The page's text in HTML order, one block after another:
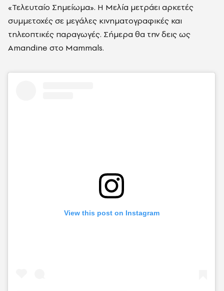
«Τελευταίο Σημείωμα». Η Μελία μετράει αρκετές
συμμετοχές σε μεγάλες κινηματογραφικές και
τηλεοπτικές παραγωγές. Σήμερα θα την δεις ως
Αmandine στο Mammals.
View this post on Instagram